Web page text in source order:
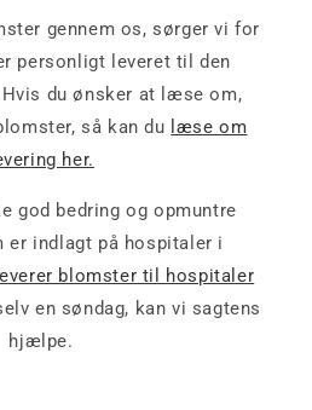
gennem os, sørger vi for
personligt leveret til den
Hvis du ønsker at læse om,
så kan du læse om
her.
god bedring og opmuntre
er indlagt på hospitaler i
leverer blomster til hospitaler
en søndag, kan vi sagtens
hjælpe.